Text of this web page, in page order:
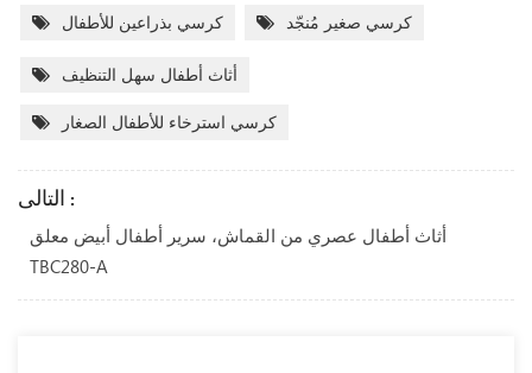
كرسي بذراعين للأطفال كرسي صغير مُنجّد
أثاث أطفال سهل التنظيف
كرسي استرخاء للأطفال الصغار
التالى :
أثاث أطفال عصري من القماش، سرير أطفال أبيض معلق
TBC280-A